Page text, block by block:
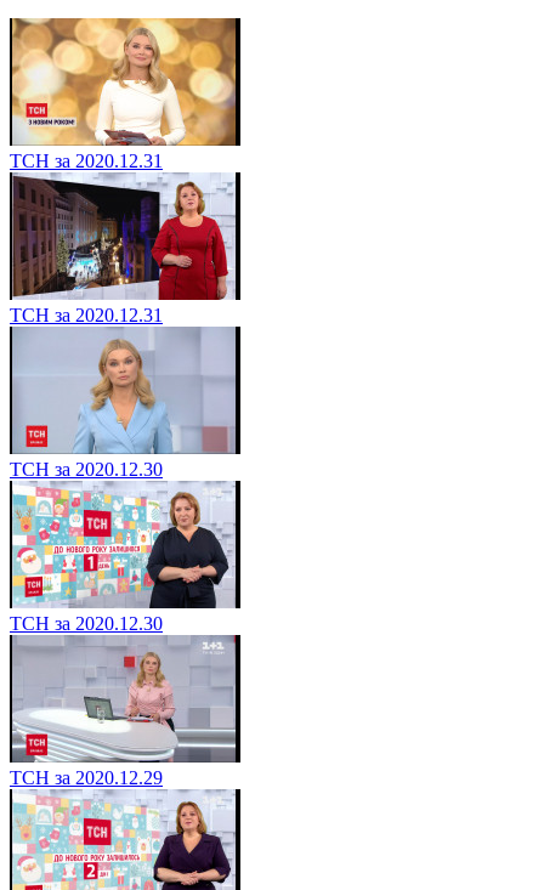
ТСН за 2020.12.31
ТСН за 2020.12.31
ТСН за 2020.12.30
ТСН за 2020.12.30
ТСН за 2020.12.29